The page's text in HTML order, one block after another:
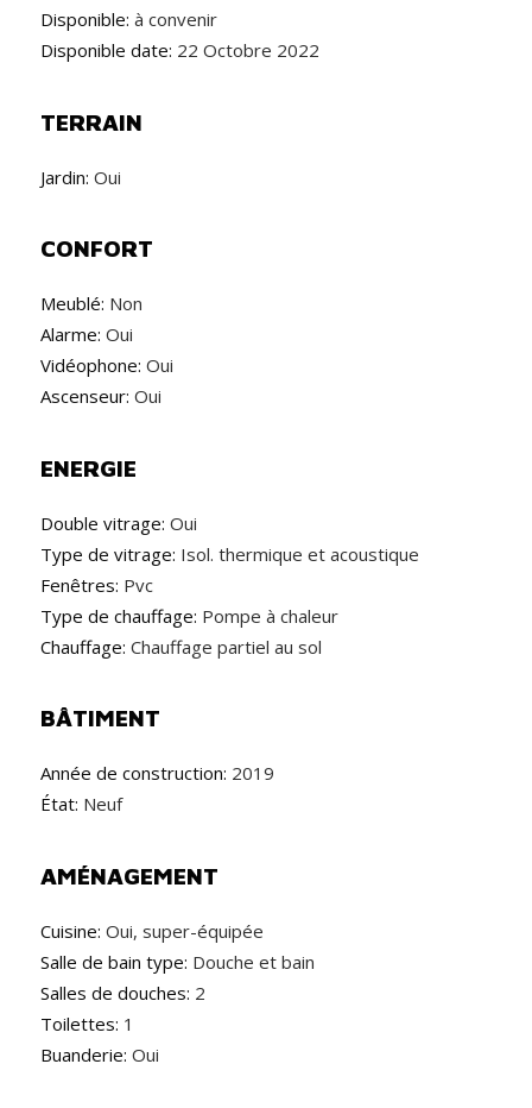
nous contacter au 056 55 52 87.
Disponible: à convenir
Disponible date: 22 Octobre 2022
TERRAIN
Jardin: Oui
CONFORT
Meublé: Non
Alarme: Oui
Vidéophone: Oui
Ascenseur: Oui
ENERGIE
Double vitrage: Oui
Type de vitrage: Isol. thermique et acoustique
Fenêtres: Pvc
Type de chauffage: Pompe à chaleur
Chauffage: Chauffage partiel au sol
BÂTIMENT
Année de construction: 2019
État: Neuf
AMÉNAGEMENT
Cuisine: Oui, super-équipée
Salle de bain type: Douche et bain
Salles de douches: 2
Toilettes: 1
Buanderie: Oui